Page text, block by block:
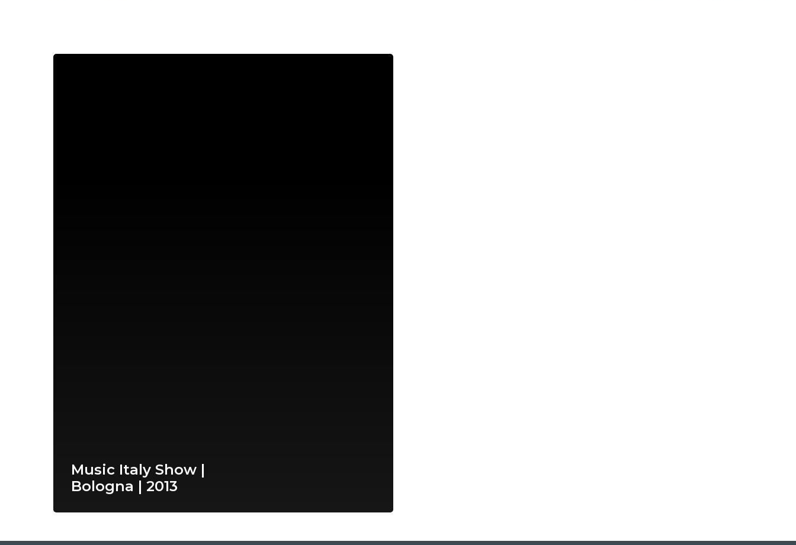
Music Italy Show |
Bologna | 2013